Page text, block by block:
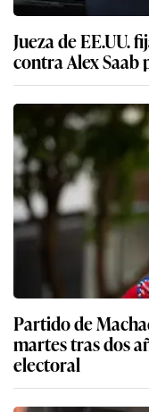
Jueza de EE.UU.
contra Alex Saab
Partido de
martes tras dos
electoral